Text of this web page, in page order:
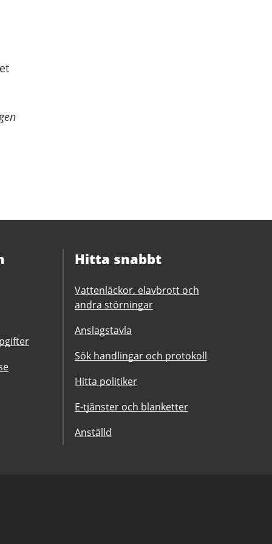
Hitta snabbt
Vattenläckor, elavbrott och
andra störningar
Anslagstavla
Sök handlingar och protokoll
Hitta politiker
E-tjänster och blanketter
Anställd